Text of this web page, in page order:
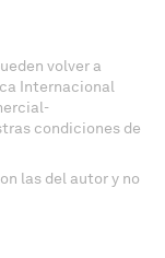
volver a
Internacional
condiciones de
las del autor y no